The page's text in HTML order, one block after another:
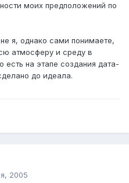
моих предположений по
я, однако сами понимаете,
атмосферу и среду в
есть на этапе создания дата-
до идеала.
2005